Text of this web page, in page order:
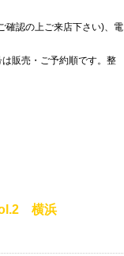
確認の上ご来店下さい)、電
販売・ご予約順です。整
横浜